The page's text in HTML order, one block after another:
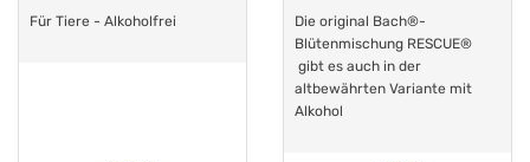
Für Tiere - Alkoholfrei
Die original Bach®-
Blütenmischung RESCUE®
gibt es auch in der
altbewährten Variante mit
Alkohol